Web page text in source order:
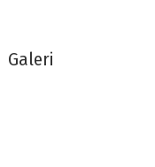
Galeri